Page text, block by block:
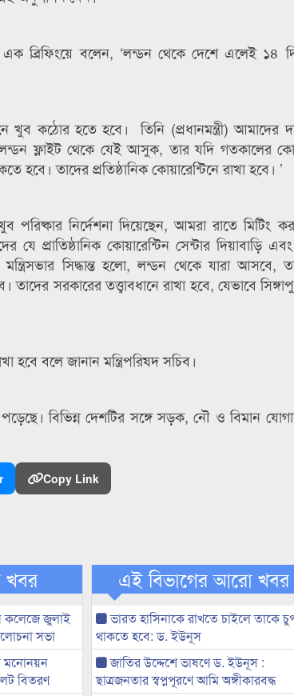
ব্রিফিংয়ে বলেন, ‘লন্ডন থেকে দেশে এলেই ১৪
কঠোর হতে হবে। তিনি (প্রধানমন্ত্রী) আমাদের
লন্ডন ফ্লাইট থেকে যেই আসুক, তার যদি গতকালের
তাদের প্রতিষ্ঠানিক কোয়ারেন্টিনে রাখা হবে। ’
পরিষ্কার নির্দেশনা দিয়েছেন, আমরা রাতে মিটিং
প্রাতিষ্ঠানিক কোয়ারেন্টিন সেন্টার দিয়াবাড়ি
সিদ্ধান্ত হলো, লন্ডন থেকে যারা আসবে,
তাদের সরকারের তত্ত্বাবধানে রাখা হবে, যেভাবে
বলে জানান মন্ত্রিপরিষদ সচিব।
বিভিন্ন দেশটির সঙ্গে সড়ক, নৌ ও বিমান
Copy Link
খবর
কলেজে জুলাই
সভা
মনোনয়ন
বিতরণ
এই বিভাগের আরো খবর
ভারত হাসিনাকে রাখতে চাইলে তাকে
থাকতে হবে: ড. ইউনূস
জাতির উদ্দেশে ভাষণে ড. ইউনূস :
ছাত্রজনতার স্বপ্নপূরণে আমি অঙ্গীকারবদ্ধ